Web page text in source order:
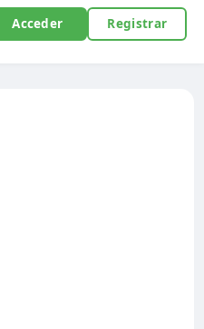
Acceder Registrar